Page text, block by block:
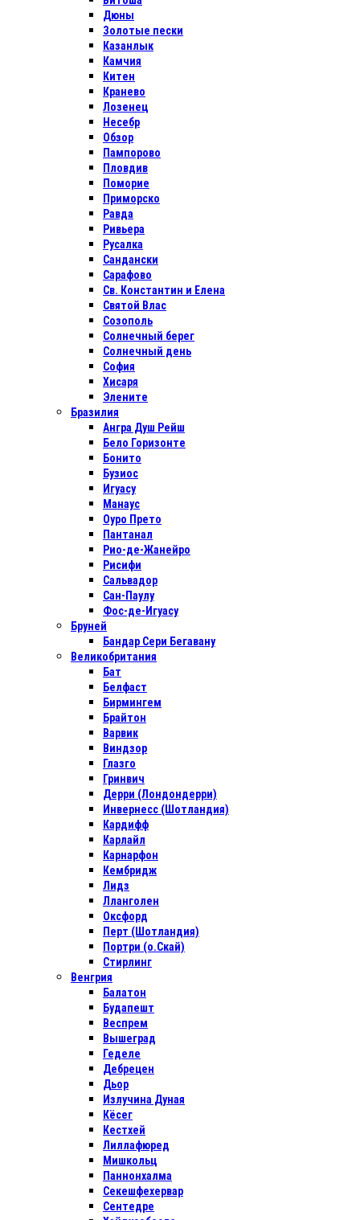
Дюны
Золотые пески
Казанлык
Камчия
Китен
Кранево
Лозенец
Несебр
Обзор
Пампорово
Пловдив
Поморие
Приморско
Равда
Ривьера
Русалка
Сандански
Сарафово
Св. Константин и Елена
Святой Влас
Созополь
Солнечный берег
Солнечный день
София
Хисаря
Элените
Бразилия
Ангра Душ Рейш
Бело Горизонте
Бонито
Бузиос
Игуасу
Манаус
Оуро Прето
Пантанал
Рио-де-Жанейро
Рисифи
Сальвадор
Сан-Паулу
Фос-де-Игуасу
Бруней
Бандар Сери Бегавану
Великобритания
Бат
Белфаст
Бирмингем
Брайтон
Варвик
Виндзор
Глазго
Гринвич
Дерри (Лондондерри)
Инвернесс (Шотландия)
Кардифф
Карлайл
Карнарфон
Кембридж
Лидз
Лланголен
Оксфорд
Перт (Шотландия)
Портри (о.Скай)
Стирлинг
Венгрия
Балатон
Будапешт
Веспрем
Вышеград
Геделе
Дебрецен
Дьор
Излучина Дуная
Кёсег
Кестхей
Лиллафюред
Мишкольц
Паннонхалма
Секешфехервар
Сентедре